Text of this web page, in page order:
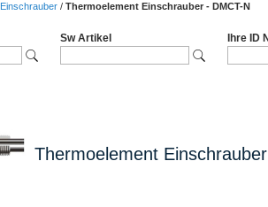
Einschrauber / Thermoelement Einschrauber - DMCT-N
Sw Artikel Ihre ID
Thermoelement